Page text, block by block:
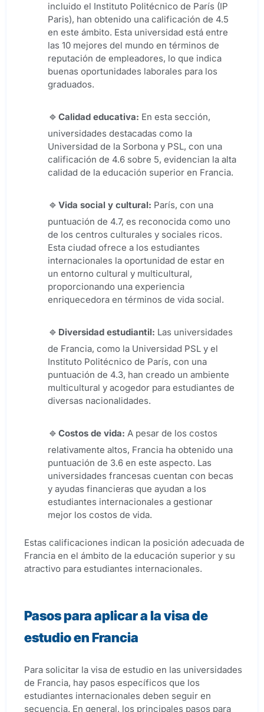
incluido el Instituto Politécnico de París (IP
Paris), han obtenido una calificación de 4.5
en este ámbito. Esta universidad está entre
las 10 mejores del mundo en términos de
reputación de empleadores, lo que indica
buenas oportunidades laborales para los
graduados.
Calidad educativa: En esta sección,
universidades destacadas como la
Universidad de la Sorbona y PSL, con una
calificación de 4.6 sobre 5, evidencian la alta
calidad de la educación superior en Francia.
Vida social y cultural: París, con una
puntuación de 4.7, es reconocida como uno
de los centros culturales y sociales ricos.
Esta ciudad ofrece a los estudiantes
internacionales la oportunidad de estar en
un entorno cultural y multicultural,
proporcionando una experiencia
enriquecedora en términos de vida social.
Diversidad estudiantil: Las universidades
de Francia, como la Universidad PSL y el
Instituto Politécnico de París, con una
puntuación de 4.3, han creado un ambiente
multicultural y acogedor para estudiantes de
diversas nacionalidades.
Costos de vida: A pesar de los costos
relativamente altos, Francia ha obtenido una
puntuación de 3.6 en este aspecto. Las
universidades francesas cuentan con becas
y ayudas financieras que ayudan a los
estudiantes internacionales a gestionar
mejor los costos de vida.
Estas calificaciones indican la posición adecuada de
Francia en el ámbito de la educación superior y su
atractivo para estudiantes internacionales.
Pasos para aplicar a la visa de
estudio en Francia
Para solicitar la visa de estudio en las universidades
de Francia, hay pasos específicos que los
estudiantes internacionales deben seguir en
secuencia. En general, los principales pasos para